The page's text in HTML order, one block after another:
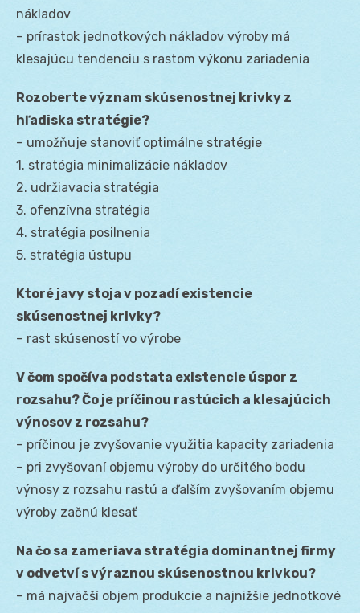
nákladov
– prírastok jednotkových nákladov výroby má
klesajúcu tendenciu s rastom výkonu zariadenia
Rozoberte význam skúsenostnej krivky z
hľadiska stratégie?
– umožňuje stanoviť optimálne stratégie
1. stratégia minimalizácie nákladov
2. udržiavacia stratégia
3. ofenzívna stratégia
4. stratégia posilnenia
5. stratégia ústupu
Ktoré javy stoja v pozadí existencie
skúsenostnej krivky?
– rast skúseností vo výrobe
V čom spočíva podstata existencie úspor z
rozsahu? Čo je príčinou rastúcich a klesajúcich
výnosov z rozsahu?
– príčinou je zvyšovanie využitia kapacity zariadenia
– pri zvyšovaní objemu výroby do určitého bodu
výnosy z rozsahu rastú a ďalším zvyšovaním objemu
výroby začnú klesať
Na čo sa zameriava stratégia dominantnej firmy
v odvetví s výraznou skúsenostnou krivkou?
– má najväčší objem produkcie a najnižšie jednotkové